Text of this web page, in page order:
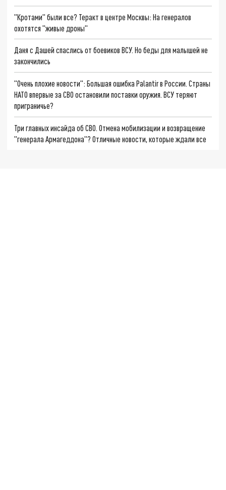
"Кротами" были все? Теракт в центре Москвы: На генералов
охотятся "живые дроны"
Даня с Дашей спаслись от боевиков ВСУ. Но беды для малышей не
закончились
"Очень плохие новости": Большая ошибка Palantir в России. Страны
НАТО впервые за СВО остановили поставки оружия. ВСУ теряют
приграничье?
Три главных инсайда об СВО. Отмена мобилизации и возвращение
"генерала Армагеддона"? Отличные новости, которые ждали все